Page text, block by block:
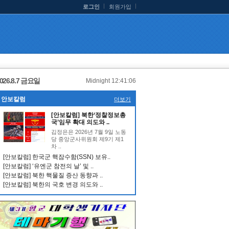
로그인 회원가입
금요일 Midnight 12:41:07
안보칼럼 더보기
[안보칼럼] 북한‘정찰정보총
국’임무 확대 의도와 ..
김정은은 2026년 7월 9일 노동
당 중앙군사위원회 제9기 제1
차 ..
[안보칼럼] 한국군 핵잠수함(SSN) 보유..
[안보칼럼] ‘유엔군 참전의 날’ 및 ..
[안보칼럼] 북한 핵물질 증산 동향과 ..
[안보칼럼] 북한의 국호 변경 의도와 ..